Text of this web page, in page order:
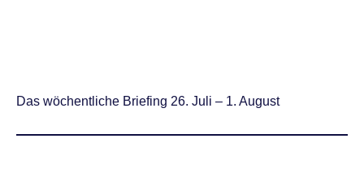
Das wöchentliche Briefing 26. Juli – 1. August